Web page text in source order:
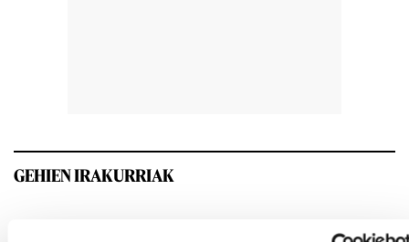
GEHIEN IRAKURRIAK